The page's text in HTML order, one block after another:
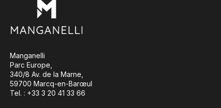
Manganelli
Parc Europe,
340/8 Av. de la Marne,
59700 Marcq-en-Barœul
Tel. : +33 3 20 41 33 66